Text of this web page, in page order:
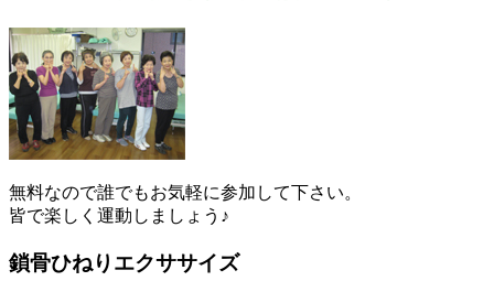
無料なので誰でもお気軽に参加して下さい。
皆で楽しく運動しましょう♪
鎖骨ひねりエクササイズ